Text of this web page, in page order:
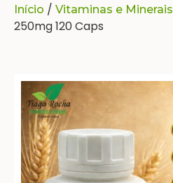
Início / Vitaminas e Minerais
250mg 120 Caps